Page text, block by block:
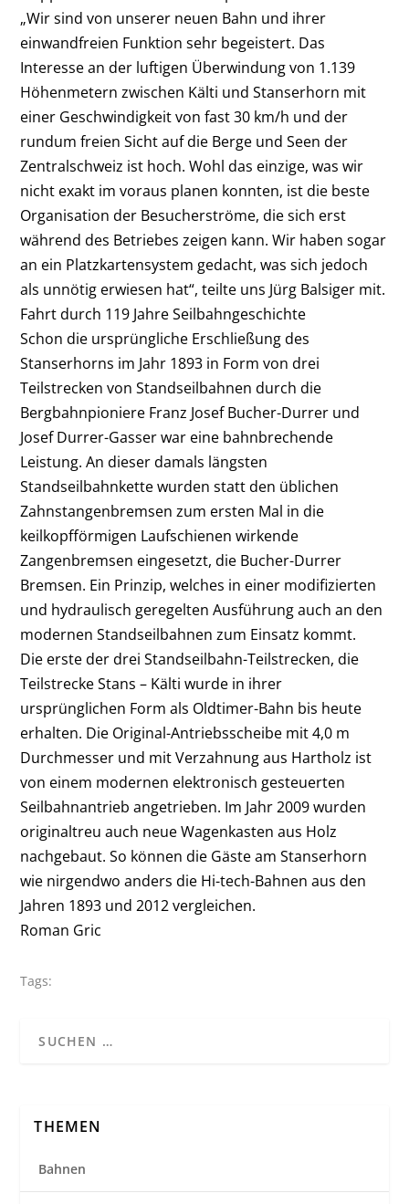
„Wir sind von unserer neuen Bahn und ihrer
einwandfreien Funktion sehr begeistert. Das
Interesse an der luftigen Überwindung von 1.139
Höhenmetern zwischen Kälti und Stanserhorn mit
einer Geschwindigkeit von fast 30 km/h und der
rundum freien Sicht auf die Berge und Seen der
Zentralschweiz ist hoch. Wohl das einzige, was wir
nicht exakt im voraus planen konnten, ist die beste
Organisation der Besucherströme, die sich erst
während des Betriebes zeigen kann. Wir haben sogar
an ein Platzkartensystem gedacht, was sich jedoch
als unnötig erwiesen hat“, teilte uns Jürg Balsiger mit.
Fahrt durch 119 Jahre Seilbahngeschichte
Schon die ursprüngliche Erschließung des
Stanserhorns im Jahr 1893 in Form von drei
Teilstrecken von Standseilbahnen durch die
Bergbahnpioniere Franz Josef Bucher-Durrer und
Josef Durrer-Gasser war eine bahnbrechende
Leistung. An dieser damals längsten
Standseilbahnkette wurden statt den üblichen
Zahnstangenbremsen zum ersten Mal in die
keilkopfförmigen Laufschienen wirkende
Zangenbremsen eingesetzt, die Bucher-Durrer
Bremsen. Ein Prinzip, welches in einer modifizierten
und hydraulisch geregelten Ausführung auch an den
modernen Standseilbahnen zum Einsatz kommt.
Die erste der drei Standseilbahn-Teilstrecken, die
Teilstrecke Stans – Kälti wurde in ihrer
ursprünglichen Form als Oldtimer-Bahn bis heute
erhalten. Die Original-Antriebsscheibe mit 4,0 m
Durchmesser und mit Verzahnung aus Hartholz ist
von einem modernen elektronisch gesteuerten
Seilbahnantrieb angetrieben. Im Jahr 2009 wurden
originaltreu auch neue Wagenkasten aus Holz
nachgebaut. So können die Gäste am Stanserhorn
wie nirgendwo anders die Hi-tech-Bahnen aus den
Jahren 1893 und 2012 vergleichen.
Roman Gric
Tags:
THEMEN
Bahnen